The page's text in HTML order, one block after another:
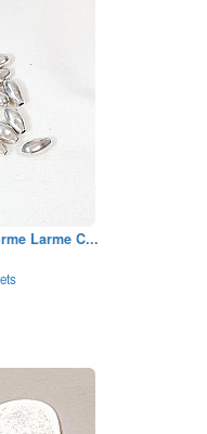
Larme C...